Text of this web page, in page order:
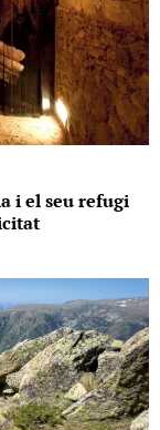
i el seu refugi